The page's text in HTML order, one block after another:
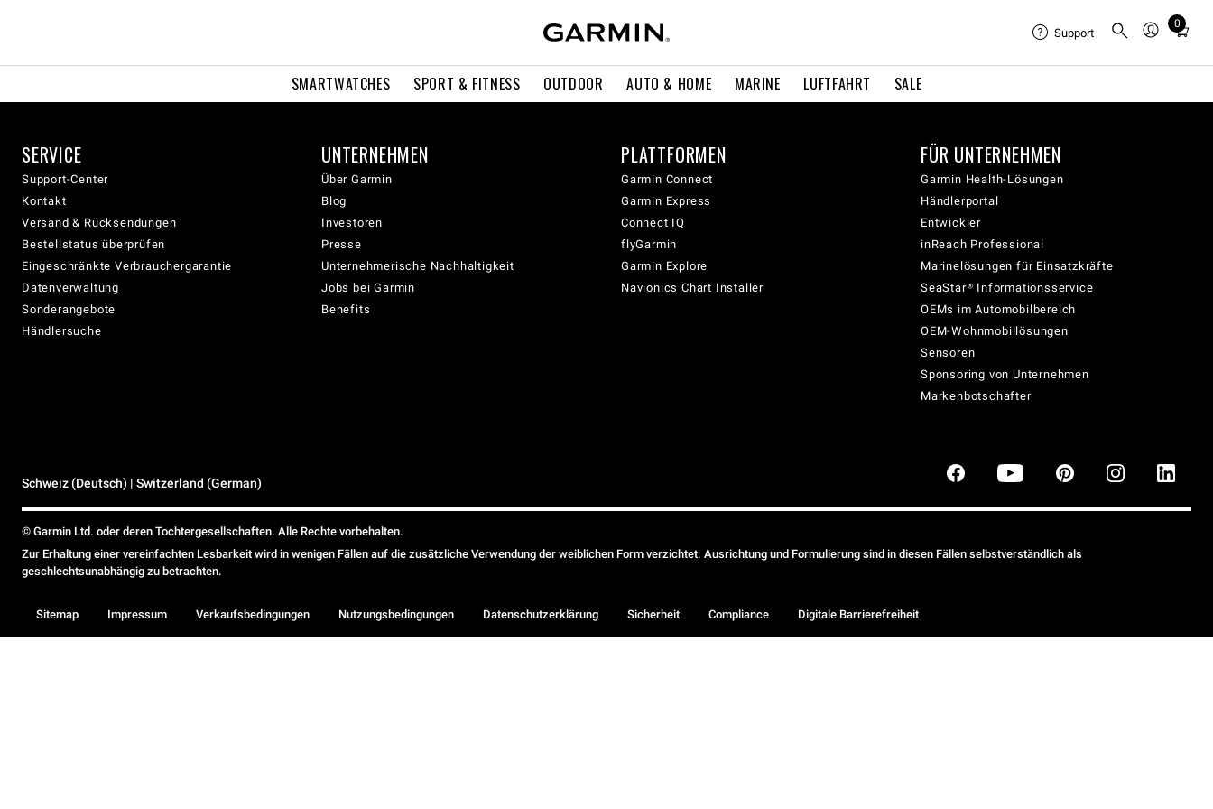
SMARTWATCHES SPORT & FITNESS OUTDOOR AUTO & HOME MARINE LUFTFAHRT SALE
Support
0
Total
cart:
SERVICE
Support-Center
Kontakt
Versand & Rücksendungen
Bestellstatus überprüfen
Eingeschränkte Verbrauchergarantie
Datenverwaltung
Sonderangebote
Händlersuche
UNTERNEHMEN
Über Garmin
Blog
Investoren
Presse
Unternehmerische Nachhaltigkeit
Jobs bei Garmin
Benefits
PLATTFORMEN
Garmin Connect
Garmin Express
Connect IQ
flyGarmin
Garmin Explore
Navionics Chart Installer
FÜR UNTERNEHMEN
Garmin Health-Lösungen
Händlerportal
Entwickler
inReach Professional
Marinelösungen für Einsatzkräfte
SeaStar® Informationsservice
OEMs im Automobilbereich
OEM-Wohnmobillösungen
Sensoren
Sponsoring von Unternehmen
Markenbotschafter
Schweiz (Deutsch) | Switzerland (German)
© Garmin Ltd. oder deren Tochtergesellschaften. Alle Rechte vorbehalten.
Zur Erhaltung einer vereinfachten Lesbarkeit wird in wenigen Fällen auf die zusätzliche Verwendung der weiblichen Form verzichtet. Ausrichtung und Formulierung sind in diesen Fällen selbstverständlich als
geschlechtsunabhängig zu betrachten.
Sitemap Impressum Verkaufsbedingungen Nutzungsbedingungen Datenschutzerklärung Sicherheit Compliance Digitale Barrierefreiheit